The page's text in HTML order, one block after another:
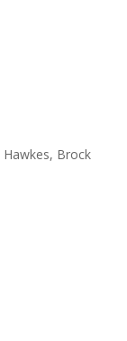
Hawkes, Brock